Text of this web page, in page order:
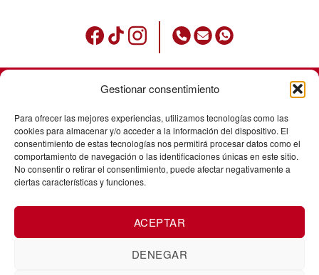
Gestionar consentimiento
Para ofrecer las mejores experiencias, utilizamos tecnologías como las
cookies para almacenar y/o acceder a la información del dispositivo. El
consentimiento de estas tecnologías nos permitirá procesar datos como el
comportamiento de navegación o las identificaciones únicas en este sitio.
No consentir o retirar el consentimiento, puede afectar negativamente a
ciertas características y funciones.
ACEPTAR
DENEGAR
Condiciones de uso
Política de privacidad
Avisos legales
Política de cookies
Cancelación de pedidos
Cambios y devoluciones